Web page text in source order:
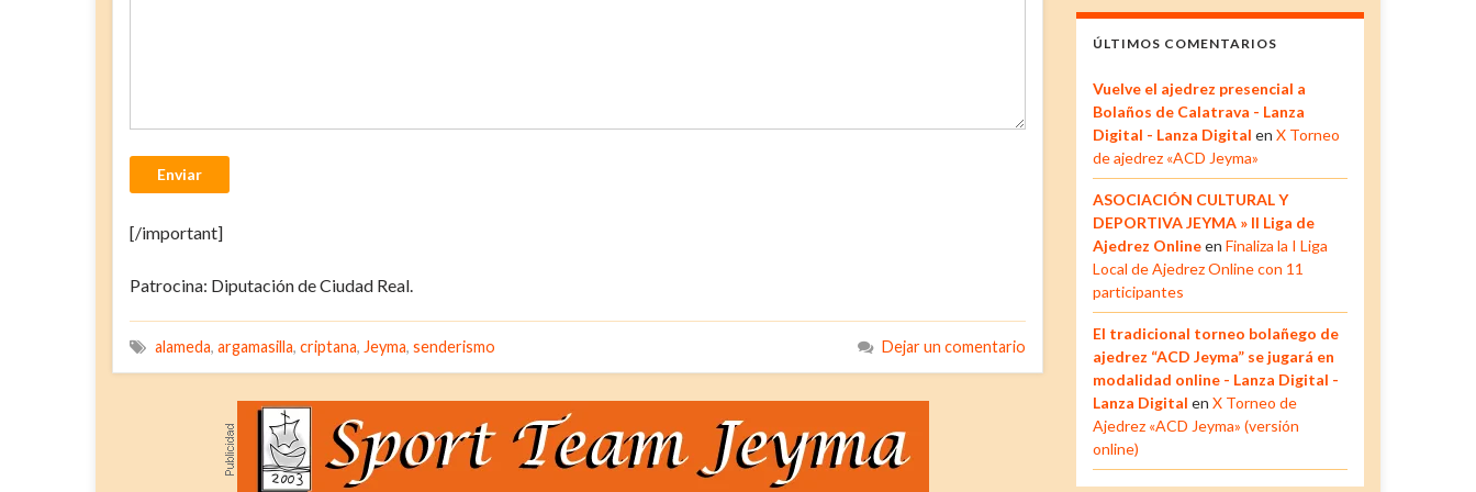
Enviar
[/important]
Patrocina: Diputación de Ciudad Real.
alameda, argamasilla, criptana, Jeyma, senderismo Dejar un comentario
ÚLTIMOS COMENTARIOS
Vuelve el ajedrez presencial a
Bolaños de Calatrava - Lanza
Digital - Lanza Digital en X Torneo
de ajedrez «ACD Jeyma»
ASOCIACIÓN CULTURAL Y
DEPORTIVA JEYMA » II Liga de
Ajedrez Onlineen Finaliza la I Liga
Local de Ajedrez Online con 11
participantes
El tradicional torneo bolañego de
ajedrez “ACD Jeyma” se jugará en
modalidad online - Lanza Digital -
Lanza Digital en X Torneo de
Ajedrez «ACD Jeyma» (versión
online)